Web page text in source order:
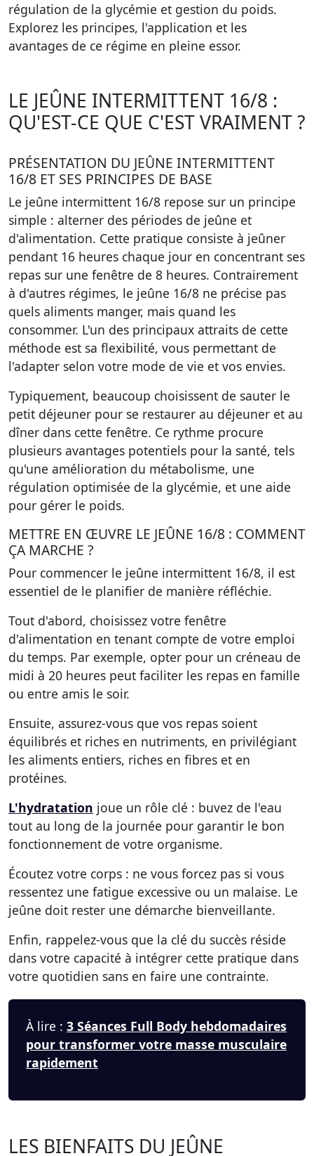
régulation de la glycémie et gestion du poids.
Explorez les principes, l'application et les
avantages de ce régime en pleine essor.
LE JEÛNE INTERMITTENT 16/8 :
QU'EST-CE QUE C'EST VRAIMENT ?
PRÉSENTATION DU JEÛNE INTERMITTENT
16/8 ET SES PRINCIPES DE BASE
Le jeûne intermittent 16/8 repose sur un principe
simple : alterner des périodes de jeûne et
d'alimentation. Cette pratique consiste à jeûner
pendant 16 heures chaque jour en concentrant ses
repas sur une fenêtre de 8 heures. Contrairement
à d'autres régimes, le jeûne 16/8 ne précise pas
quels aliments manger, mais quand les
consommer. L'un des principaux attraits de cette
méthode est sa flexibilité, vous permettant de
l'adapter selon votre mode de vie et vos envies.
Typiquement, beaucoup choisissent de sauter le
petit déjeuner pour se restaurer au déjeuner et au
dîner dans cette fenêtre. Ce rythme procure
plusieurs avantages potentiels pour la santé, tels
qu'une amélioration du métabolisme, une
régulation optimisée de la glycémie, et une aide
pour gérer le poids.
METTRE EN ŒUVRE LE JEÛNE 16/8 : COMMENT
ÇA MARCHE ?
Pour commencer le jeûne intermittent 16/8, il est
essentiel de le planifier de manière réfléchie.
Tout d'abord, choisissez votre fenêtre
d'alimentation en tenant compte de votre emploi
du temps. Par exemple, opter pour un créneau de
midi à 20 heures peut faciliter les repas en famille
ou entre amis le soir.
Ensuite, assurez-vous que vos repas soient
équilibrés et riches en nutriments, en privilégiant
les aliments entiers, riches en fibres et en
protéines.
L'hydratation joue un rôle clé : buvez de l'eau
tout au long de la journée pour garantir le bon
fonctionnement de votre organisme.
Écoutez votre corps : ne vous forcez pas si vous
ressentez une fatigue excessive ou un malaise. Le
jeûne doit rester une démarche bienveillante.
Enfin, rappelez-vous que la clé du succès réside
dans votre capacité à intégrer cette pratique dans
votre quotidien sans en faire une contrainte.
À lire : 3 Séances Full Body hebdomadaires
pour transformer votre masse musculaire
rapidement
LES BIENFAITS DU JEÛNE